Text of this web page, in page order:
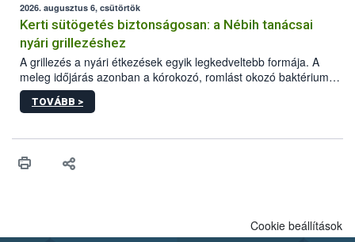
érésű szőlőkben is legyen lehetőség a károsító elleni további
védekezésre. Az Oroganic készítmény kis kiszerelésben kiskerti
felhasználók számára is elérhető és ökológiai termesztésben is
engedélyezett.
2026. augusztus 6, csütörtök
Kerti sütögetés biztonságosan: a Nébih tanácsai
nyári grillezéshez
A grillezés a nyári étkezések egyik legkedveltebb formája. A
meleg időjárás azonban a kórokozó, romlást okozó baktériumok
gyorsabb szaporodásának is kedvez. A szabadtéri sütögetés
ezért nem csupán a megfelelő sütési technikáról szól: legalább
higiéniai szabályok betartása, a megfelelő hőkezelés, valamint a
biztonsági Hivatal (Nébih) Oktatási Programja összegyűjtötte a
TOVÁBB >
Cookie beállítások